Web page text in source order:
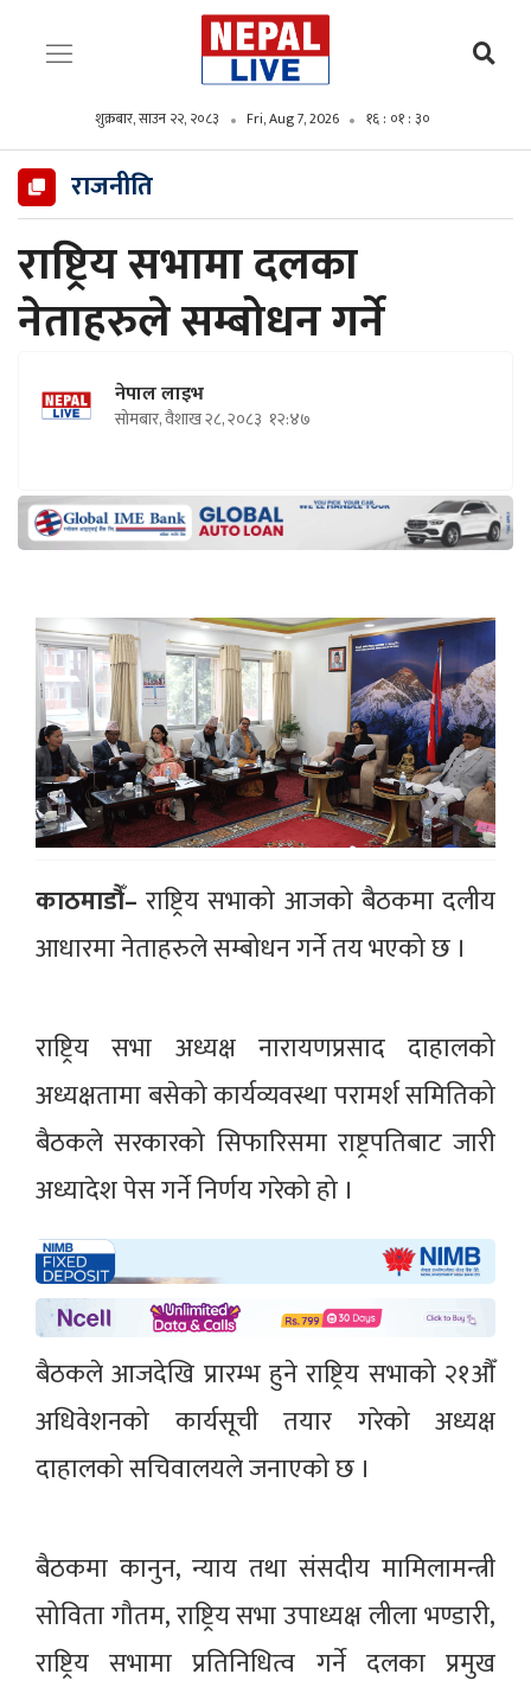
शुक्रबार, साउन २२, २०८३ Fri, Aug 7, 2026 १६ : ०१ : ३१
राजनीति
राष्ट्रिय सभामा दलका
नेताहरुले सम्बोधन गर्ने
नेपाल लाइभ
सोमबार, वैशाख २८, २०८३ १२:४७
काठमाडौँ–राष्ट्रिय सभाको आजको बैठकमा दलीय
आधारमा नेताहरुले सम्बोधन गर्ने तय भएको छ ।
राष्ट्रिय सभा अध्यक्ष नारायणप्रसाद दाहालको
अध्यक्षतामा बसेको कार्यव्यवस्था परामर्श समितिको
बैठकले सरकारको सिफारिसमा राष्ट्रपतिबाट जारी
अध्यादेश पेस गर्ने निर्णय गरेको हो ।
बैठकले आजदेखि प्रारम्भ हुने राष्ट्रिय सभाको २१औँ
अधिवेशनको कार्यसूची तयार गरेको अध्यक्ष
दाहालको सचिवालयले जनाएको छ ।
बैठकमा कानुन, न्याय तथा संसदीय मामिलामन्त्री
सोविता गौतम, राष्ट्रिय सभा उपाध्यक्ष लीला भण्डारी,
राष्ट्रिय सभामा प्रतिनिधित्व गर्ने दलका प्रमुख